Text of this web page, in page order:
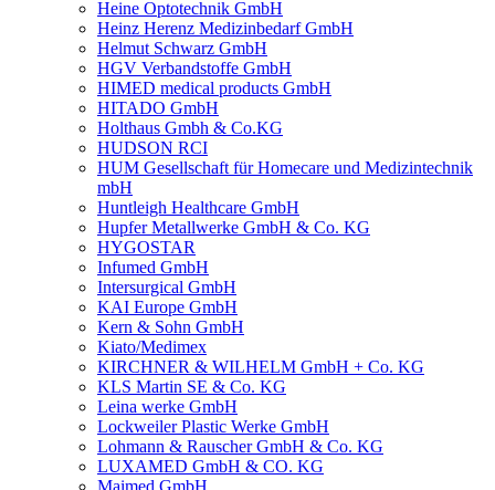
Heine Optotechnik GmbH
Heinz Herenz Medizinbedarf GmbH
Helmut Schwarz GmbH
HGV Verbandstoffe GmbH
HIMED medical products GmbH
HITADO GmbH
Holthaus Gmbh & Co.KG
HUDSON RCI
HUM Gesellschaft für Homecare und Medizintechnik
mbH
Huntleigh Healthcare GmbH
Hupfer Metallwerke GmbH & Co. KG
HYGOSTAR
Infumed GmbH
Intersurgical GmbH
KAI Europe GmbH
Kern & Sohn GmbH
Kiato/Medimex
KIRCHNER & WILHELM GmbH + Co. KG
KLS Martin SE & Co. KG
Leina werke GmbH
Lockweiler Plastic Werke GmbH
Lohmann & Rauscher GmbH & Co. KG
LUXAMED GmbH & CO. KG